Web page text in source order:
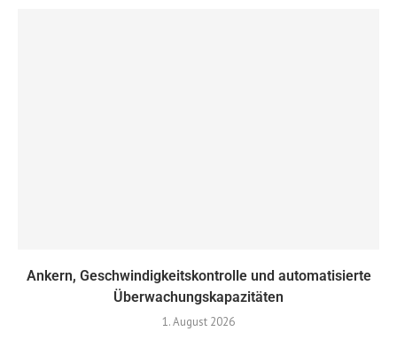
Ankern, Geschwindigkeitskontrolle und automatisierte
Überwachungskapazitäten
1. August 2026